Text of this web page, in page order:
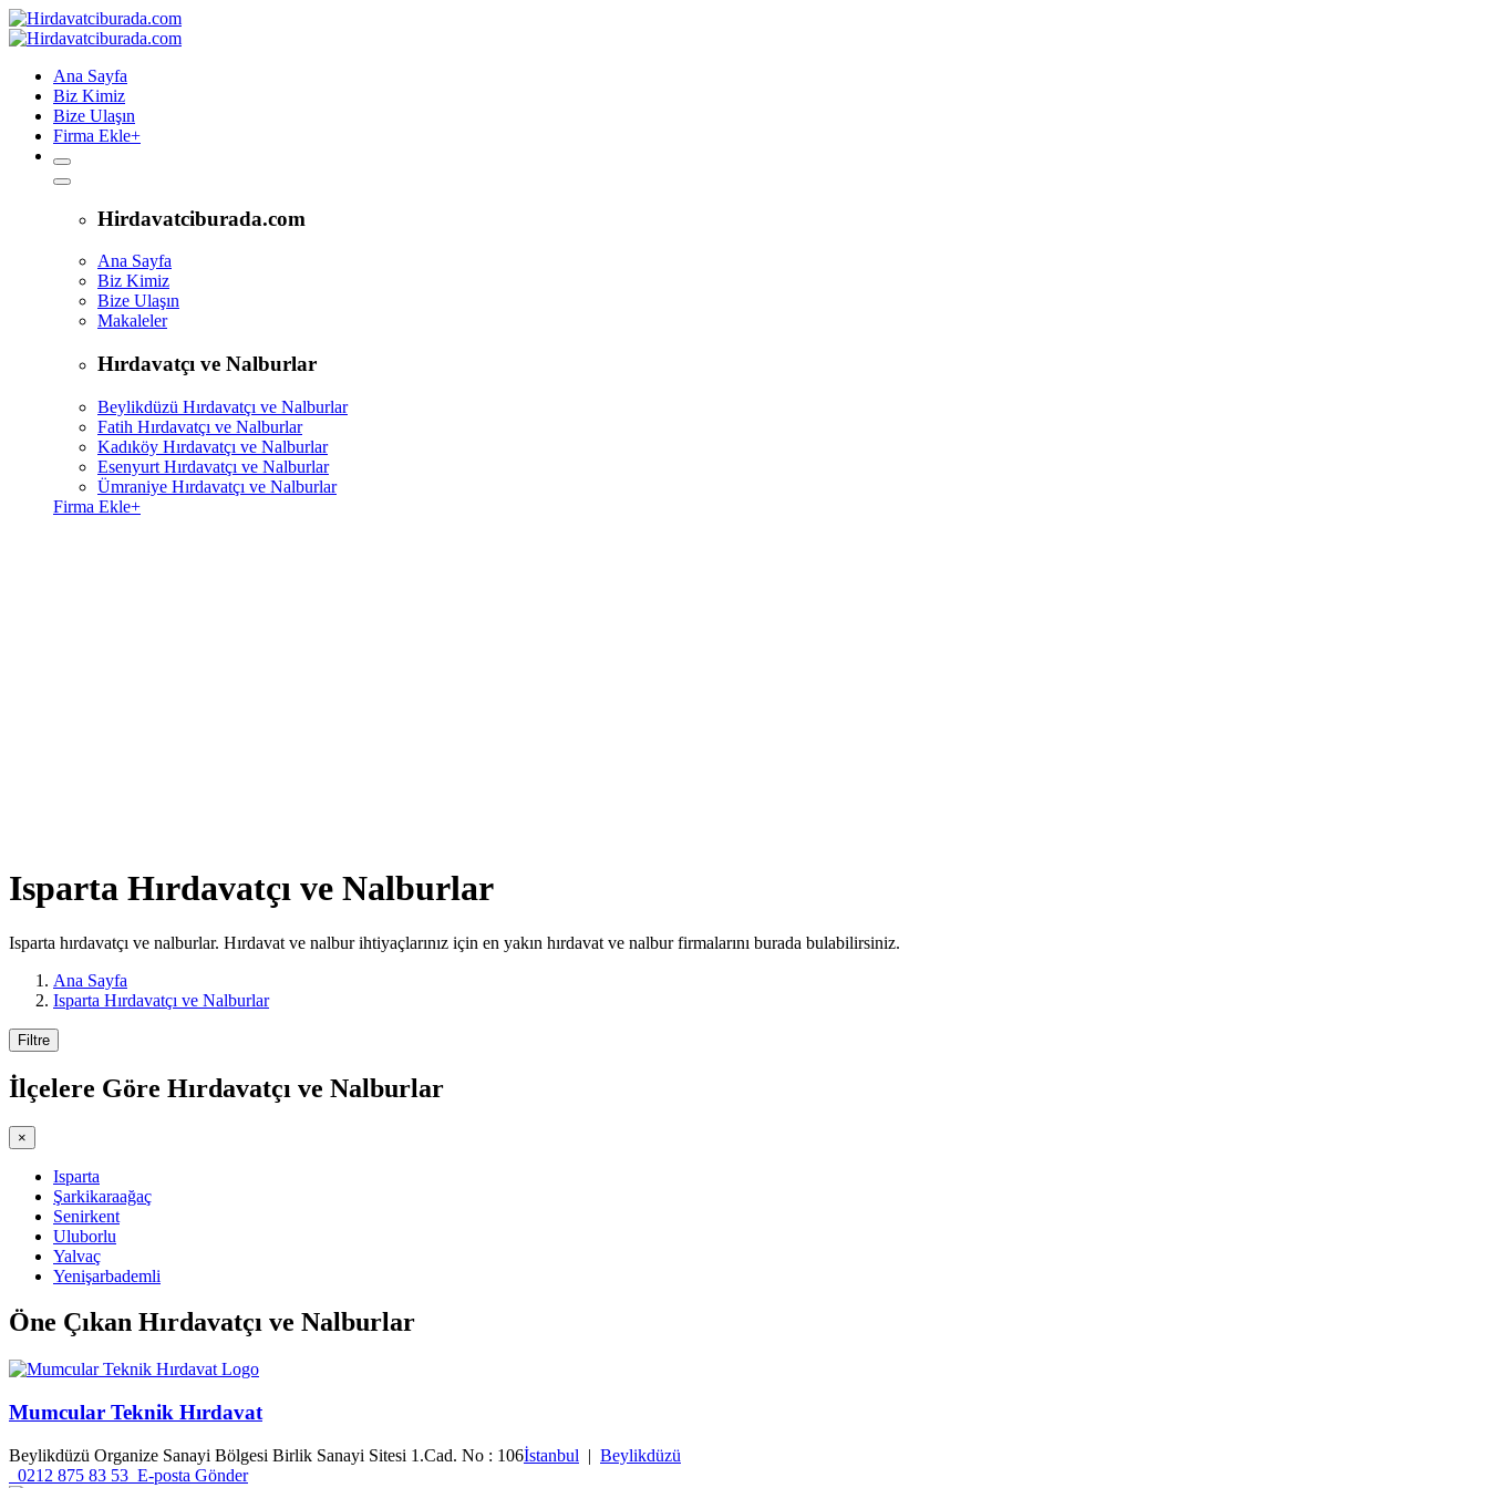
Ana Sayfa
Biz Kimiz
Bize Ulaşın
Firma Ekle+
Hirdavatciburada.com
Ana Sayfa
Biz Kimiz
Bize Ulaşın
Makaleler
Hırdavatçı ve Nalburlar
Beylikdüzü Hırdavatçı ve Nalburlar
Fatih Hırdavatçı ve Nalburlar
Kadıköy Hırdavatçı ve Nalburlar
Esenyurt Hırdavatçı ve Nalburlar
Ümraniye Hırdavatçı ve Nalburlar
Firma Ekle+
Isparta Hırdavatçı ve Nalburlar
Isparta hırdavatçı ve nalburlar. Hırdavat ve nalbur ihtiyaçlarınız için en yakın hırdavat ve nalbur firmalarını burada bulabilirsiniz.
Ana Sayfa
Isparta Hırdavatçı ve Nalburlar
Filtre
İlçelere Göre Hırdavatçı ve Nalburlar
×
Isparta
Şarkikaraağaç
Senirkent
Uluborlu
Yalvaç
Yenişarbademli
Öne Çıkan Hırdavatçı ve Nalburlar
Mumcular Teknik Hırdavat
Beylikdüzü Organize Sanayi Bölgesi Birlik Sanayi Sitesi 1.Cad. No : 106İstanbul | Beylikdüzü
0212 875 83 53 E-posta Gönder